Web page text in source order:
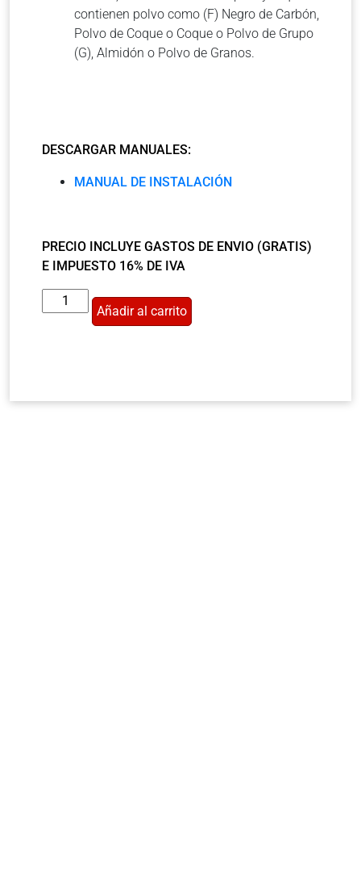
contienen polvo como (F) Negro de Carbón,
Polvo de Coque o Coque o Polvo de Grupo
(G), Almidón o Polvo de Granos.
DESCARGAR MANUALES:
MANUAL DE INSTALACIÓN
PRECIO INCLUYE GASTOS DE ENVIO (GRATIS)
E IMPUESTO 16% DE IVA
Añadir al carrito